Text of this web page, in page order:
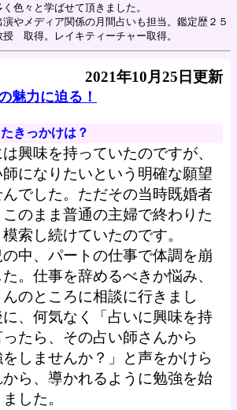
色々と学ばせて頂きました。
やメディア関係の月間占いも担当。鑑定歴２５
取得。レイキティーチャー取得。
2021年10月25日更新
魅力に迫る！
きっかけは？
興味を持っていたのですが、
になりたいという明確な願望
でした。ただその当時既婚者
のまま普通の主婦で終わりた
索し続けていたのです。
中、パートの仕事で体調を崩
。仕事を辞めるべきか悩み、
のところに相談に行きまし
、何気なく「占いに興味を持
たら、その占い師さんから
をしませんか？」と声をかけら
ら、導かれるように勉強を始
した。